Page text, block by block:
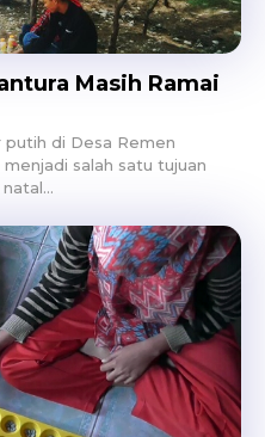
Masih Ramai
di Desa Remen
salah satu tujuan